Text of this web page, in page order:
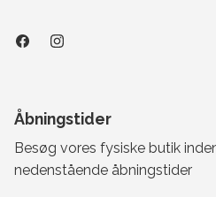
Åbningstider
Besøg vores fysiske butik
nedenstående åbningstider